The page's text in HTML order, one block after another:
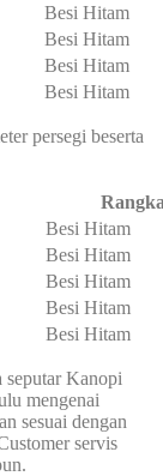
Besi Hitam
Besi Hitam
Besi Hitam
Besi Hitam
persegi beserta
Besi Hitam
Besi Hitam
Besi Hitam
Besi Hitam
Besi Hitam
seputar Kanopi
mengenai
sesuai dengan
servis